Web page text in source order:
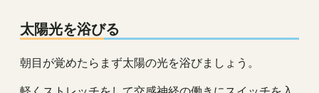
太陽光を浴びる
朝目が覚めたらまず太陽の光を浴びましょう。